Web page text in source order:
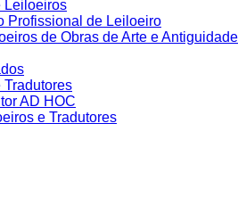
Leiloeiros
Profissional de Leiloeiro
de Obras de Arte e
Tradutores
AD HOC
e Tradutores